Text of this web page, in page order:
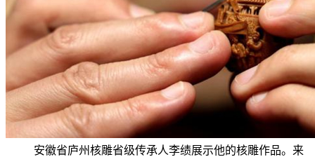
安徽省庐州核雕省级传承人李绩展示他的核雕作品。来